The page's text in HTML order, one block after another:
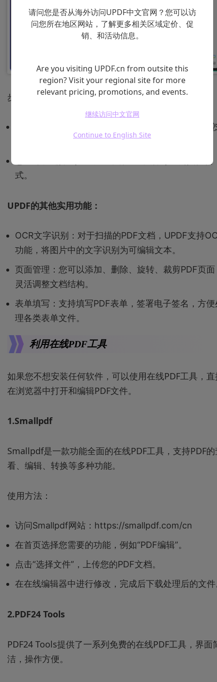
请问您是否从海外访问UPDF中文官网？您可以访
问您所在地区网站，了解更多相关区域定价、促
销、和活动信息。
Are you visiting UPDF.cn from outsite this
region? Visit your regional site for more
relevant pricing, promotions, and events.
继续访问中文官网
Continue to English Site
步骤四：保存和导出
完成编辑后，点击“文件”->“保存”或“另存为”，保存您
您也可以选择“导出”功能，将PDF文件导出为其他格
式。
UPDF的其他实用功能：
OCR文字识别：对于扫描的PDF文档，UPDF支持
功能，将图片中的文字识别为可编辑文本。
页面管理：您可以添加、删除、旋转、裁剪PDF页面
灵活调整文档结构。
表单填写：支持填写PDF表单，签署电子签名，方便
理各类表单文件。
利用在线PDF工具
如果您不想安装任何软件，可以使用在线PDF工具，
在浏览器中打开和编辑PDF文件。
1.Smallpdf
Smallpdf是一款功能全面的在线PDF工具，支持PDF
看、编辑、转换等多种功能。
使用方法：
访问Smallpdf网站：https://smallpdf.com/cn
在首页选择您需要的功能，例如“PDF编辑”。
点击“选择文件”，上传您的PDF文档。
在在线编辑器中进行修改，完成后下载处理后的文
2.PDF24 Tools
PDF24 Tools提供了一系列免费的在线PDF工具，界面
洁，操作方便。